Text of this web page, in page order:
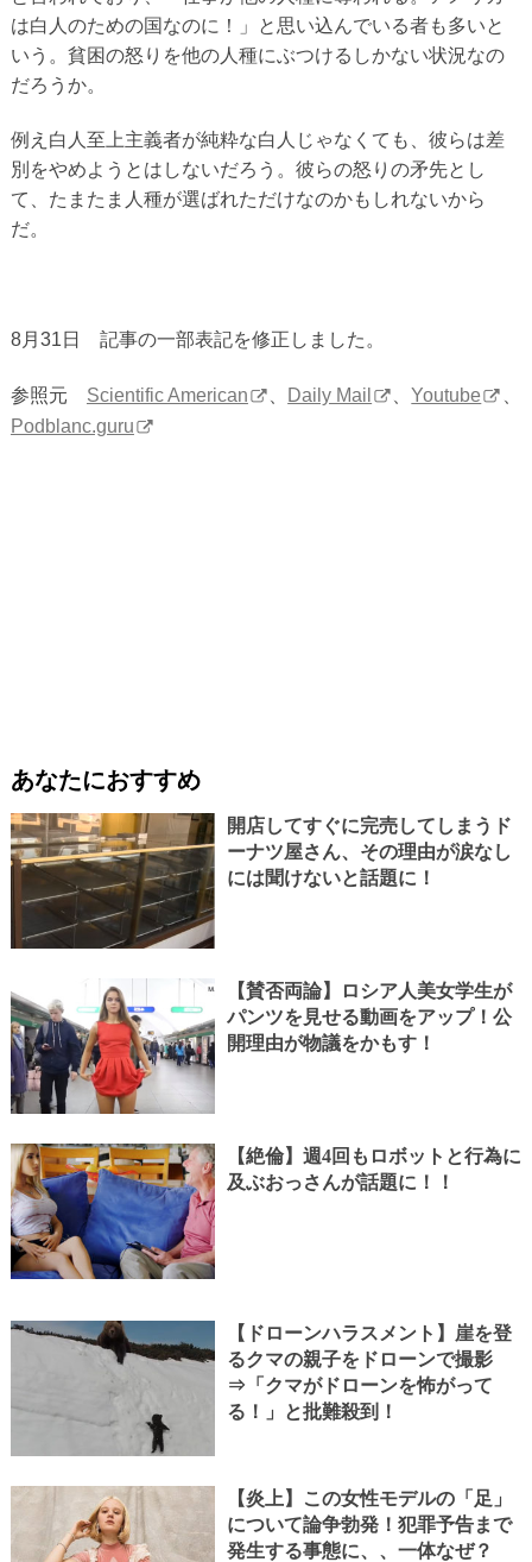
は白人のための国なのに！」と思い込んでいる者も多いと
いう。貧困の怒りを他の人種にぶつけるしかない状況なの
だろうか。
例え白人至上主義者が純粋な白人じゃなくても、彼らは差
別をやめようとはしないだろう。彼らの怒りの矛先とし
て、たまたま人種が選ばれただけなのかもしれないから
だ。
8月31日 記事の一部表記を修正しました。
参照元 Scientific American Daily Mail 、Youtube
Podblanc.guru
あなたにおすすめ
開店してすぐに完売してしまうド
ーナツ屋さん、その理由が涙なし
には聞けないと話題に！
【賛否両論】ロシア人美女学生が
パンツを見せる動画をアップ！公
開理由が物議をかもす！
【絶倫】週4回もロボットと行為に
及ぶおっさんが話題に！！
【ドローンハラスメント】崖を登
るクマの親子をドローンで撮影
⇒「クマがドローンを怖がって
る！」と批難殺到！
【炎上】この女性モデルの「足」
について論争勃発！犯罪予告まで
発生する事態に、、一体なぜ？